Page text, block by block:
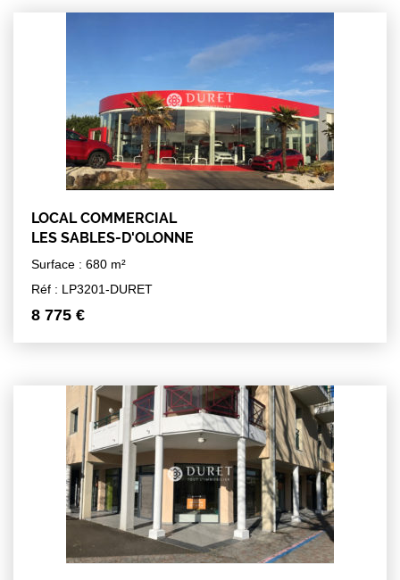
LOCAL COMMERCIAL
LES SABLES-D'OLONNE
Surface : 680 m²
Réf : LP3201-DURET
8 775 €